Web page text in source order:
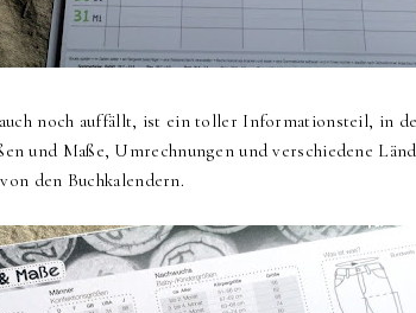
auch noch auffällt, ist ein toller Informationsteil, in
und Maße, Umrechnungen und verschiedene
den Buchkalendern.